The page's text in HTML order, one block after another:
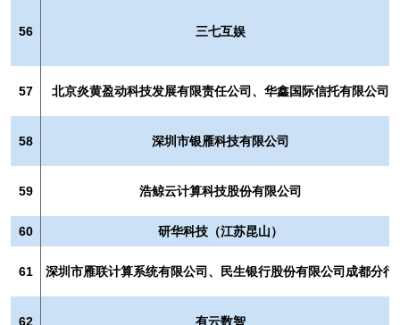
56 三七互娱
57 北京炎黄盈动科技发展有限责任公司、华鑫国际信托有限公司
58 深圳市银雁科技有限公司
59 浩鲸云计算科技股份有限公司
60 研华科技（江苏昆山）
61 深圳市雁联计算系统有限公司、民生银行股份有限公司成都分行
62 有云数智